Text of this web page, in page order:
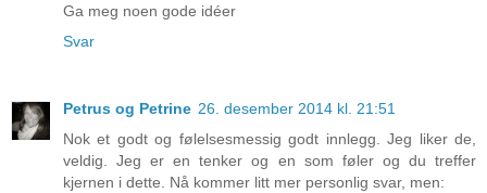
Ga meg noen gode idéer
Svar
Petrus og Petrine 26. desember 2014 kl. 21:51
Nok et godt og følelsesmessig godt innlegg. Jeg liker de,
veldig. Jeg er en tenker og en som føler og du treffer
kjernen i dette. Nå kommer litt mer personlig svar, men: